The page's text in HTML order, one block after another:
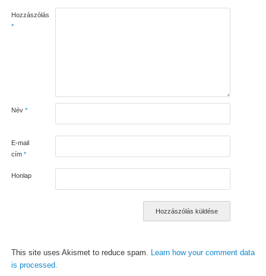
Hozzászólás
*
Név *
E-mail
cím *
Honlap
This site uses Akismet to reduce spam. Learn how your comment data
is processed.